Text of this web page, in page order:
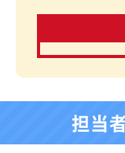
担当